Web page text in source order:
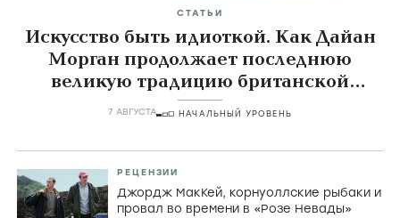
СТАТЬИ
Искусство быть идиоткой. Как Дайан
Морган продолжает последнюю
великую традицию британской
комедии
7 АВГУСТА НАЧАЛЬНЫЙ УРОВЕНЬ
РЕЦЕНЗИИ
Джордж МакКей, корнуоллские рыбаки и
провал во времени в «Розе Невады»